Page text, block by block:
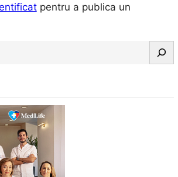
pentru a publica un